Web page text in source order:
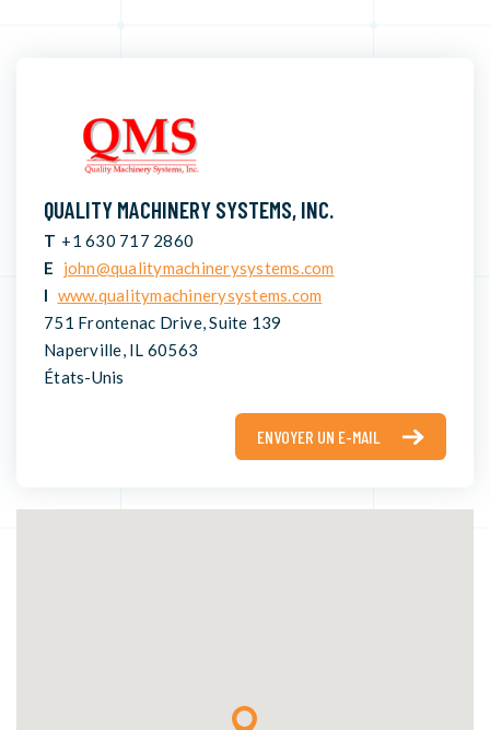
QUALITY MACHINERY SYSTEMS, INC.
T +1 630 717 2860
E
john@qualitymachinerysystems.com
I www.qualitymachinerysystems.com
751 Frontenac Drive, Suite 139
Naperville, IL 60563
États-Unis
ENVOYER UN E-MAIL